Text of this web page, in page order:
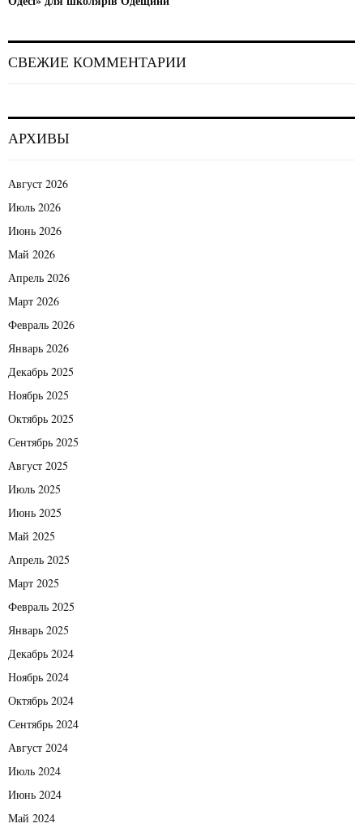
СВЕЖИЕ КОММЕНТАРИИ
АРХИВЫ
Август 2026
Июль 2026
Июнь 2026
Май 2026
Апрель 2026
Март 2026
Февраль 2026
Январь 2026
Декабрь 2025
Ноябрь 2025
Октябрь 2025
Сентябрь 2025
Август 2025
Июль 2025
Июнь 2025
Май 2025
Апрель 2025
Март 2025
Февраль 2025
Январь 2025
Декабрь 2024
Ноябрь 2024
Октябрь 2024
Сентябрь 2024
Август 2024
Июль 2024
Июнь 2024
Май 2024